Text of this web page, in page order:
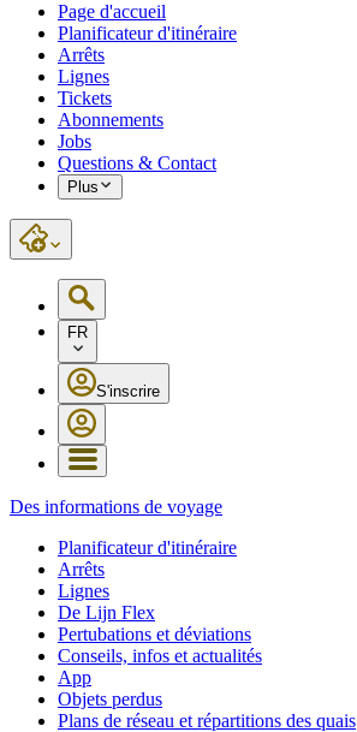
Page d'accueil
Planificateur d'itinéraire
Arrêts
Lignes
Tickets
Abonnements
Jobs
Questions & Contact
Plus
FR
S'inscrire
Des informations de voyage
Planificateur d'itinéraire
Arrêts
Lignes
De Lijn Flex
Pertubations et déviations
Conseils, infos et actualités
App
Objets perdus
Plans de réseau et répartitions des quais